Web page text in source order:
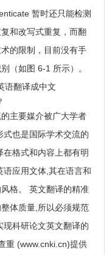
暂时还只能检测
和改写式重复，而翻
的限制，目前没有手
（如图 6-1 所示）。
主要媒介被广大学者
也是国际学术交流的
格式和内容上都有明
应用文体,其在语言和
格。 英文翻译的精准
体质量,所以必须规范
科研论文英文翻译的
重 (www.cnki.cn)提供